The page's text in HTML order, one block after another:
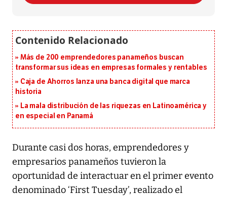
Más de 200 emprendedores panameños buscan
transformar sus ideas en empresas formales y rentables
Caja de Ahorros lanza una banca digital que marca
historia
La mala distribución de las riquezas en Latinoamérica y
en especial en Panamá
Durante casi dos horas, emprendedores y
empresarios panameños tuvieron la
oportunidad de interactuar en el primer evento
denominado ‘First Tuesday’, realizado el